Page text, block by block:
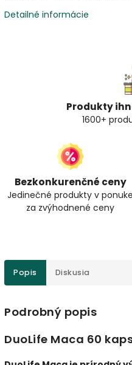
Detailné informácie
Produkty
1600+
Bezkonkurenčné ceny
Jedinečné produkty v ponuke
za zvýhodnené ceny
Popis Diskusia
Podrobný popis
DuoLife Maca 60